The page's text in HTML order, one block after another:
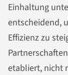
Einhaltung
entscheidend,
Effizienz zu
etabliert, nicht